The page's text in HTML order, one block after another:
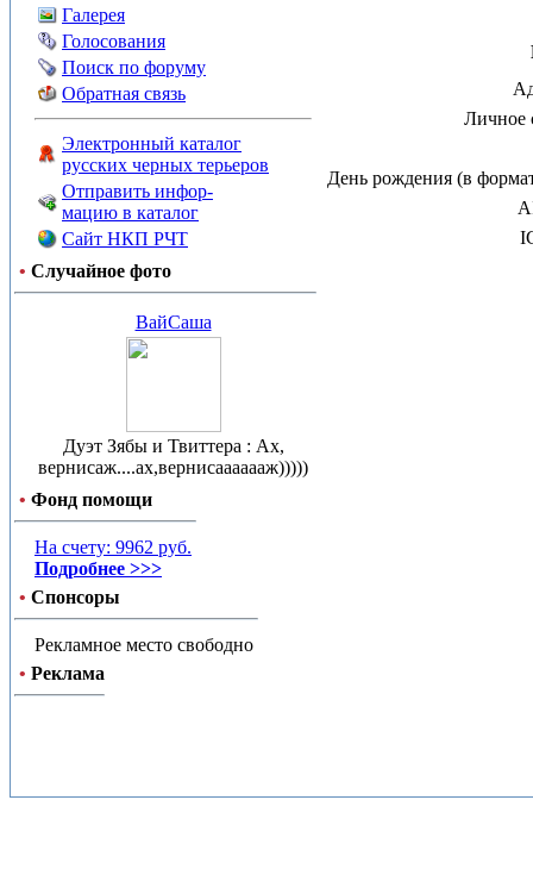
Галерея
Голосования
Поиск по форуму
Обратная связь
Электронный каталог
русских черных терьеров
Отправить инфор-
мацию в каталог
Сайт НКП РЧТ
• Случайное фото
ВайСаша
Дуэт Зябы и Твиттера : Ах,
вернисаж....ах,вернисааааааж)))))
• Фонд помощи
На счету: 9962 руб.
Подробнее >>>
• Спонсоры
Рекламное место свободно
• Реклама
Личное
День рождения (в